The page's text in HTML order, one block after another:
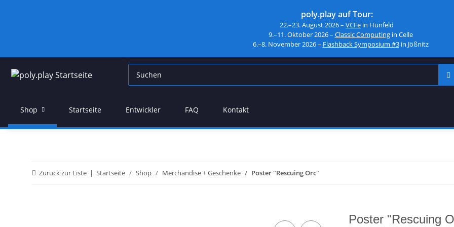
poly.play auf Tour:
22.–23. August 2026 – VCFe in Hünfeld
9.–11. Oktober 2026 – Classic Computingin Celle
6.–8. November 2026 – Flashback Symposium #3in Jößnitz
Shop Startseite Entwickler FAQ Kontakt
Zurück zur Liste Startseite Shop Merchandise + Geschenke Poster "Rescuing Orc"
Poster "Rescuing